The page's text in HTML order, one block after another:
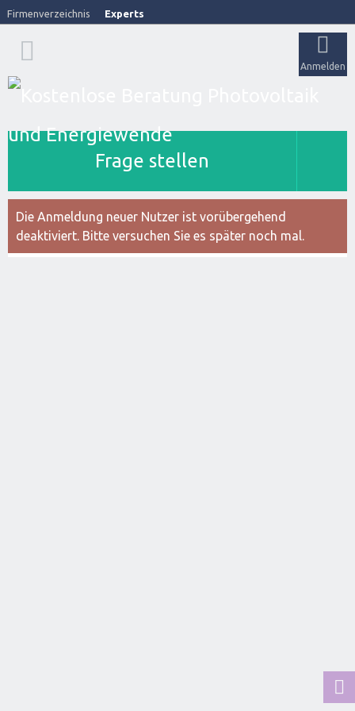
Firmenverzeichnis Experts
Anmelden
Frage stellen
Die Anmeldung neuer Nutzer ist vorübergehend
deaktiviert. Bitte versuchen Sie es später noch mal.